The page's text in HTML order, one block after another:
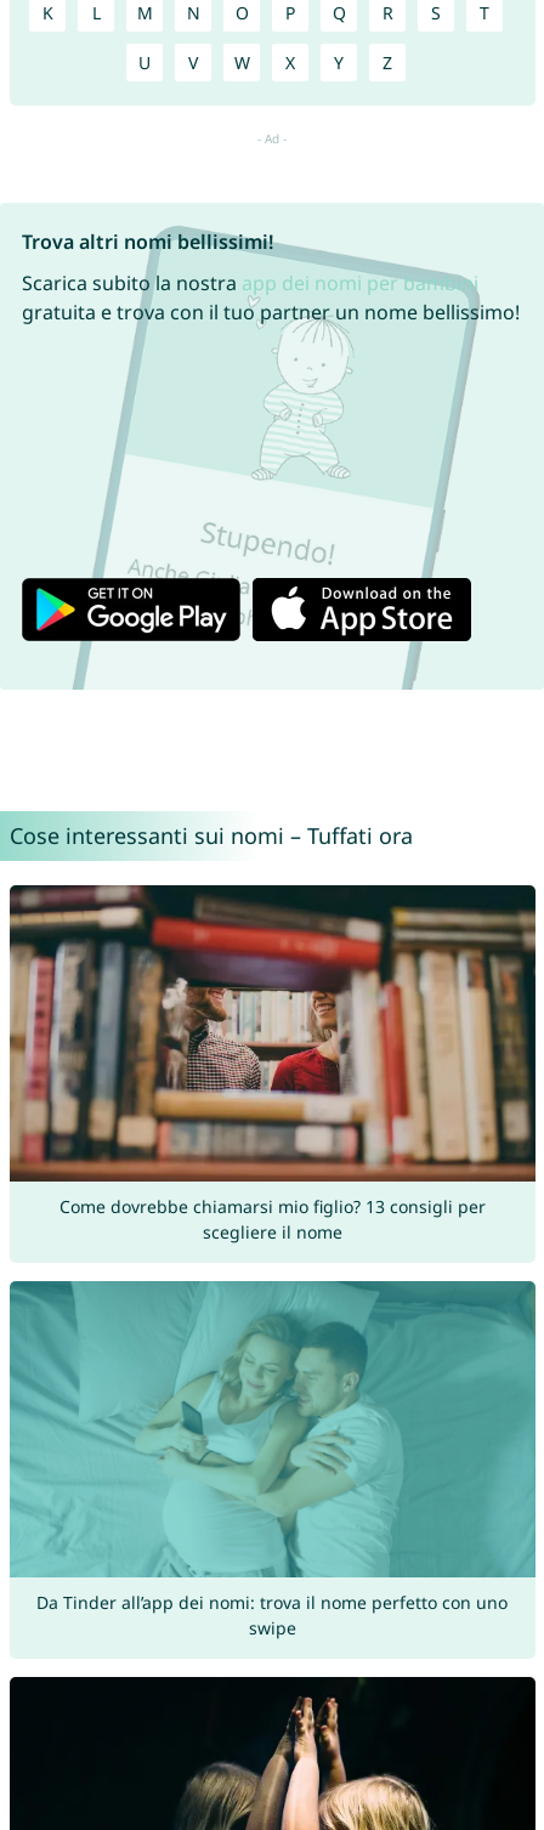
K L M N O P Q R S T
U V W X Y Z
Trova altri nomi bellissimi!
Scarica subito la nostra app dei nomi per bambini
gratuita e trova con il tuo partner un nome bellissimo!
Cose interessanti sui nomi – Tuffati ora
Come dovrebbe chiamarsi mio figlio? 13 consigli per
scegliere il nome
Da Tinder all’app dei nomi: trova il nome perfetto con uno
swipe